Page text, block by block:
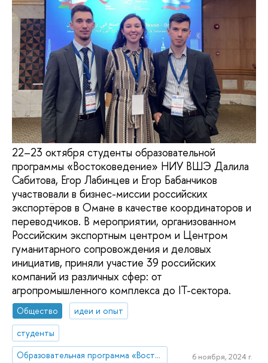
22–23 октября студенты образовательной
программы «Востоковедение» НИУ ВШЭ Далила
Сабитова, Егор Лабинцев и Егор Бабанчиков
участвовали в бизнес-миссии российских
экспортёров в Омане в качестве координаторов и
переводчиков. В мероприятии, организованном
Российским экспортным центром и Центром
гуманитарного сопровождения и деловых
инициатив, приняли участие 39 российских
компаний из различных сфер: от
агропромышленного комплекса до IT-сектора.
Общество
идеи и опыт
студенты
Образовательная программа «Востоковедение»
6 ноября, 2024 г.